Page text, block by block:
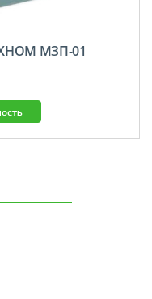
МЗП-01